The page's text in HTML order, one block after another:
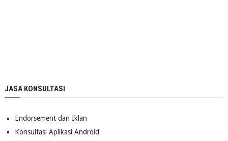
JASA KONSULTASI
Endorsement dan Iklan
Konsultasi Aplikasi Android